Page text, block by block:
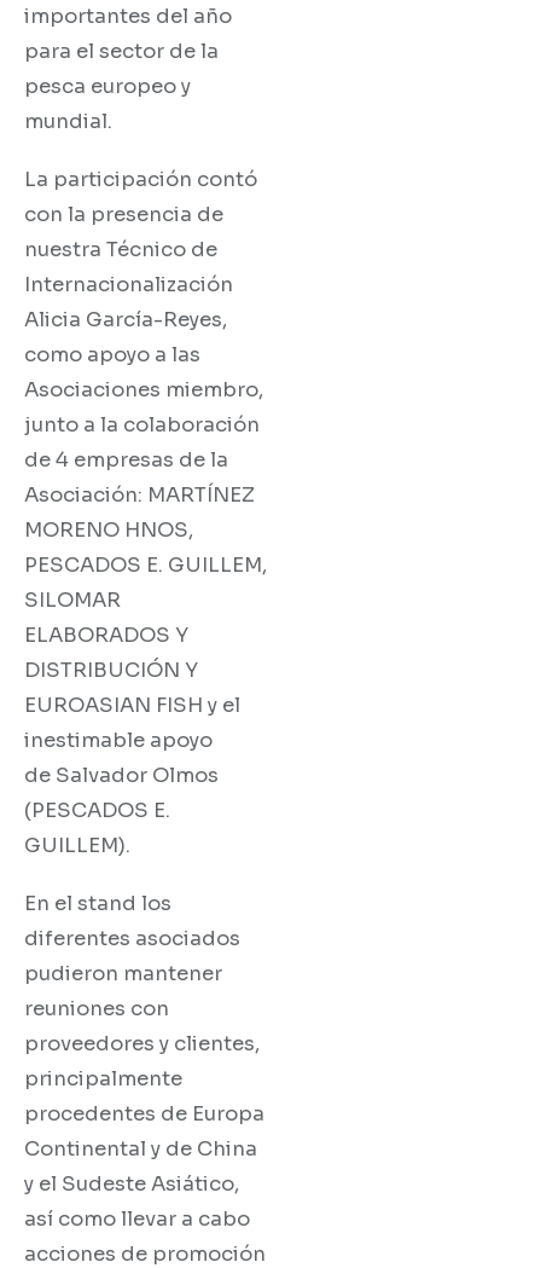
importantes del año
para el sector de la
pesca europeo y
mundial.
La participación contó
con la presencia de
nuestra Técnico de
Internacionalización
Alicia García-Reyes,
como apoyo a las
Asociaciones miembro,
junto a la colaboración
de 4 empresas de la
Asociación: MARTÍNEZ
MORENO HNOS,
PESCADOS E. GUILLEM,
SILOMAR
ELABORADOS Y
DISTRIBUCIÓN Y
EUROASIAN FISH y el
inestimable apoyo
de Salvador Olmos
(PESCADOS E.
GUILLEM).
En el stand los
diferentes asociados
pudieron mantener
reuniones con
proveedores y clientes,
principalmente
procedentes de Europa
Continental y de China
y el Sudeste Asiático,
así como llevar a cabo
acciones de promoción